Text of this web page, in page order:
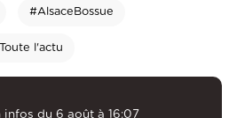
#AlsaceBossue
l'actu
infos du 6 août à 16:07